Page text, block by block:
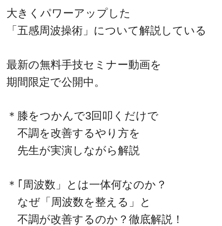
大きくパワーアップした
「五感周波操術」について解説している
最新の無料手技セミナー動画を
期間限定で公開中。
＊膝をつかんで3回叩くだけで
不調を改善するやり方を
先生が実演しながら解説
＊｢周波数」とは一体何なのか？
なぜ「周波数を整える」と
不調が改善するのか？徹底解説！